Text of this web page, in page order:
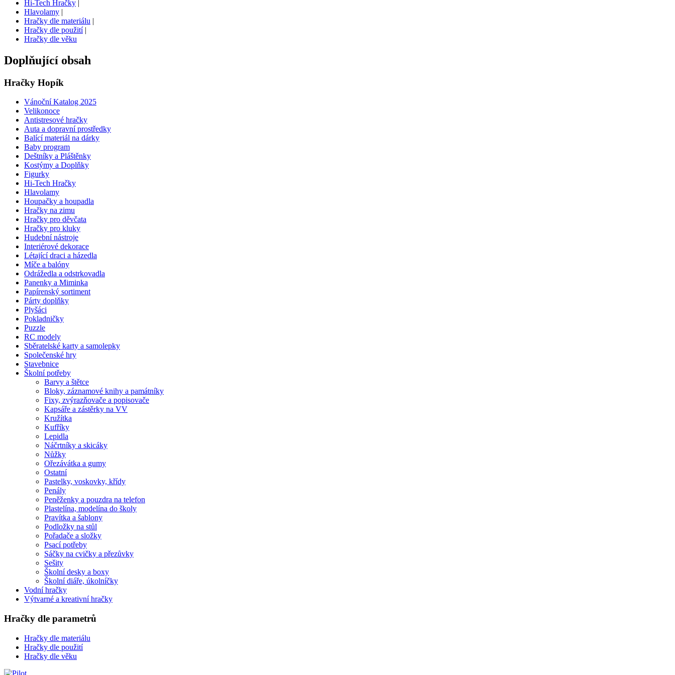
Hi-Tech Hračky |
Hlavolamy |
Hračky dle materiálu |
Hračky dle použití|
Hračky dle věku
Doplňující obsah
Hračky Hopík
Vánoční Katalog 2025
Velikonoce
Antistresové hračky
Auta a dopravní prostředky
Balící materiál na dárky
Baby program
Deštníky a Pláštěnky
Kostýmy a Doplňky
Figurky
Hi-Tech Hračky
Hlavolamy
Houpačky a houpadla
Hračky na zimu
Hračky pro děvčata
Hračky pro kluky
Hudební nástroje
Interiérové dekorace
Létající draci a házedla
Míče a balóny
Odrážedla a odstrkovadla
Panenky a Miminka
Papírenský sortiment
Párty doplňky
Plyšáci
Pokladničky
Puzzle
RC modely
Sběratelské karty a samolepky
Společenské hry
Stavebnice
Školní potřeby
Barvy a štětce
Bloky, záznamové knihy a památníky
Fixy, zvýrazňovače a popisovače
Kapsáře a zástěrky na VV
Kružítka
Kufříky
Lepidla
Náčrtníky a skicáky
Nůžky
Ořezávátka a gumy
Ostatní
Pastelky, voskovky, křídy
Penály
Peněženky a pouzdra na telefon
Plastelína, modelína do školy
Pravítka a šablony
Podložky na stůl
Pořadače a složky
Psací potřeby
Sáčky na cvičky a přezůvky
Sešity
Školní desky a boxy
Školní diáře, úkolníčky
Vodní hračky
Výtvarné a kreativní hračky
Hračky dle parametrů
Hračky dle materiálu
Hračky dle použití
Hračky dle věku